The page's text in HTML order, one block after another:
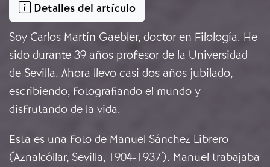
Detalles del artículo
Soy Carlos Martín Gaebler, doctor en Filología. He
sido durante 39 años profesor de la Universidad
de Sevilla. Ahora llevo casi dos años jubilado,
escribiendo, fotografiando el mundo y
disfrutando de la vida.
Esta es una foto de Manuel Sánchez Librero
(Aznalcóllar, Sevilla, 1904-1937). Manuel trabajaba